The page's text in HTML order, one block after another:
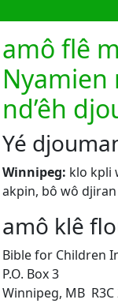
amô flê
Nyamien
nd’êh
Yé
Winnipeg: klo kpli
akpin, bô wô
amô klê
Bible for Children
P.O. Box 3
Winnipeg, MB R3C